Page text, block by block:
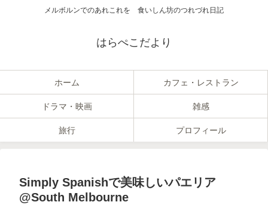
メルボルンでのあれこれを 食いしん坊のつれづれ日記
はらぺこだより
ホーム カフェ・レストラン
ドラマ・映画 雑感
旅行 プロフィール
Simply Spanishで美味しいパエリア
@South Melbourne